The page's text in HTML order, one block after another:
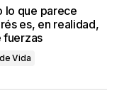
lo que parece
es, en realidad,
fuerzas
Vida